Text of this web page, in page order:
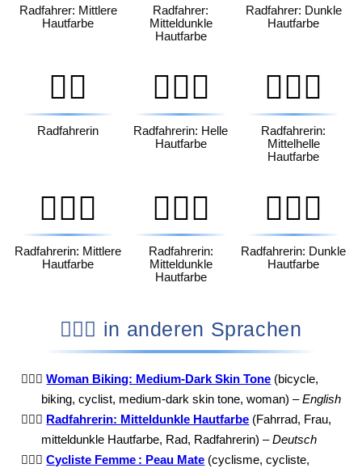
Radfahrer: Mittlere
Hautfarbe
Radfahrer:
Mitteldunkle
Hautfarbe
Radfahrer: Dunkle
Hautfarbe
🚴‍♀️
Radfahrerin
🚴🏻‍♀️
Radfahrerin: Helle
Hautfarbe
🚴🏼‍♀️
Radfahrerin:
Mittelhelle
Hautfarbe
🚴🏽‍♀️
Radfahrerin: Mittlere
Hautfarbe
🚴🏾‍♀️
Radfahrerin:
Mitteldunkle
Hautfarbe
🚴🏿‍♀️
Radfahrerin: Dunkle
Hautfarbe
🚴🏾‍♀️ in anderen Sprachen
🚴🏾‍♀️ Woman Biking: Medium-Dark Skin Tone (bicycle,
biking, cyclist, medium-dark skin tone, woman) –English
🚴🏾‍♀️ Radfahrerin: Mitteldunkle Hautfarbe (Fahrrad, Frau,
mitteldunkle Hautfarbe, Rad, Radfahrerin) –Deutsch
🚴🏾‍♀️ Cycliste Femme : Peau Mate (cyclisme, cycliste,